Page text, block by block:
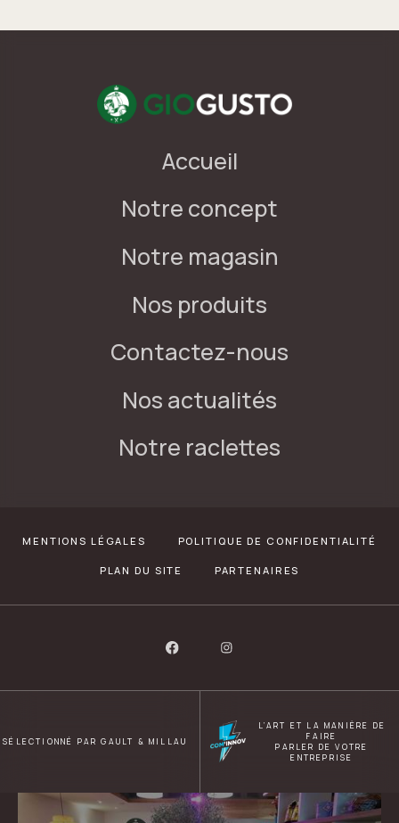
Accueil
Notre concept
Notre magasin
Nos produits
Contactez-nous
Nos actualités
Notre raclettes
MENTIONS LÉGALES POLITIQUE DE CONFIDENTIALITÉ
PLAN DU SITE PARTENAIRES
SÉLECTIONNÉ PAR GAULT & MILLAU
L’ART ET LA MANIÈRE DE
FAIRE
PARLER DE VOTRE
ENTREPRISE